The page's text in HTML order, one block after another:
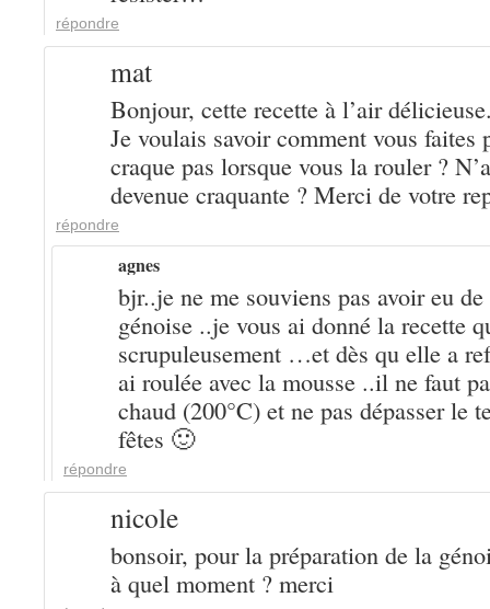
répondre
mat
Bonjour, cette recette à l’air
Je voulais savoir comment vous faites
craque pas lorsque vous la rouler ?
devenue craquante ? Merci de votre
répondre
agnes
bjr..je ne me souviens pas avoir eu
génoise ..je vous ai donné la recette
scrupuleusement …et dès qu elle a
ai roulée avec la mousse ..il ne faut
chaud (200°C) et ne pas dépasser le
fêtes 🙂
répondre
nicole
bonsoir, pour la préparation de la
à quel moment ? merci